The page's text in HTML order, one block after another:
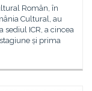
Român, în
Cultural, au
sediul ICR, a cincea
și prima